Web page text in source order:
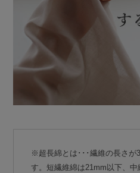
※超長綿とは･･･繊維の長さが
す。短繊維綿は21mm以下、